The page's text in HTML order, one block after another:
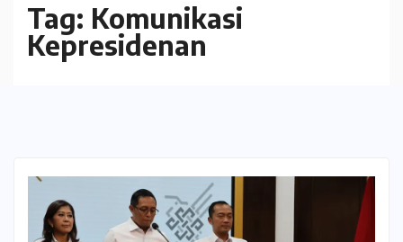
Tag: Komunikasi
Kepresidenan